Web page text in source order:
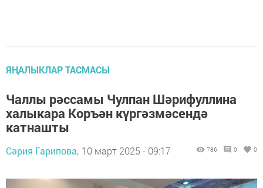
ЯҢАЛЫКЛАР ТАСМАСЫ
Чаллы рәссамы Чулпан Шәрифуллина
халыкара Коръән күргәзмәсендә
катнашты
Сәрия Гарипова, 10 март 2025 - 09:17 786 0 0